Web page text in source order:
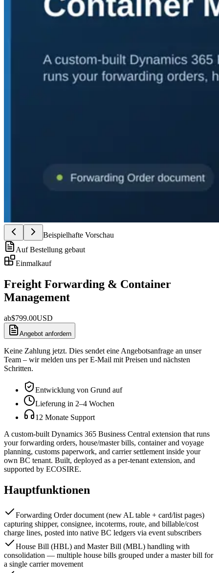
Beispielhafte Vorschau
Auf Bestellung gebaut
Einmalkauf
Freight Forwarding & Container
Management
ab$799.00USD
Angebot anfordern
Keine Zahlung jetzt. Dies sendet eine Angebotsanfrage an unser
Team – wir melden uns per E-Mail mit Preisen und nächsten
Schritten.
Entwicklung von Grund auf
Lieferung in 2–4 Wochen
12 Monate Support
A custom-built Dynamics 365 Business Central extension that runs
your forwarding orders, house/master bills, container and voyage
planning, customs paperwork, and carrier settlement inside your
own BC tenant. Built, deployed as a per-tenant extension, and
supported by ECOSIRE.
Hauptfunktionen
Forwarding Order document (new AL table + card/list pages)
capturing shipper, consignee, incoterms, route, and billable/cost
charge lines, posted into native BC ledgers via event subscribers
House Bill (HBL) and Master Bill (MBL) handling with
consolidation — multiple house bills grouped under a master bill for
a single carrier movement